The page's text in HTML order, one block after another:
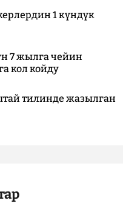
1 күндүк
7 жылга чейин
кол койду
тилинде жазылган